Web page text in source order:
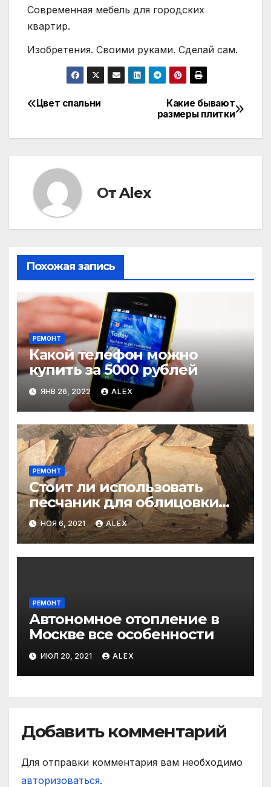
Современная мебель для городских
квартир.
Изобретения. Своими руками. Сделай сам.
Навигация
по
Какие бывают
размеры плитки
Цвет спальни
ОтAlex
Похожая запись
РЕМОНТ
Какой телефон можно
купить за 5000 рублей
ЯНВ 26, 2022 ALEX
РЕМОНТ
Стоит ли использовать
песчаник для облицовки
фасада?
НОЯ 6, 2021 ALEX
РЕМОНТ
Автономное отопление в
Москве все особенности
ИЮЛ 20, 2021 ALEX
Добавить комментарий
Для отправки комментария вам необходимо
авторизоваться.